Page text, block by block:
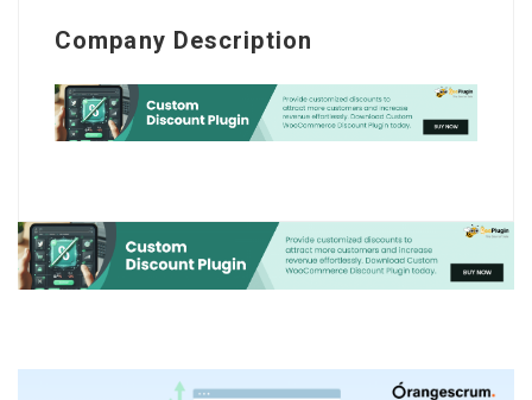
Company Description